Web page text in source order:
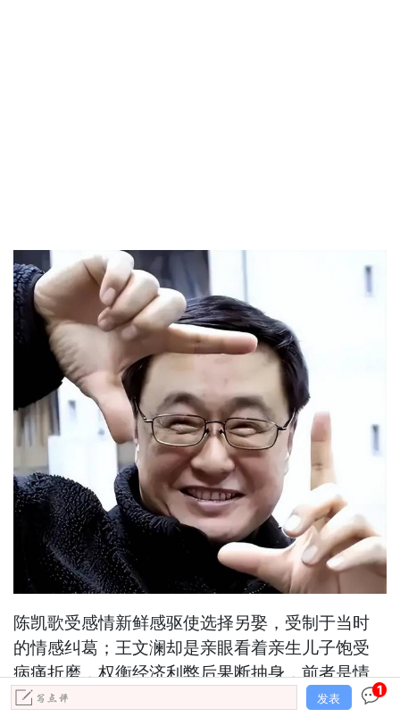
陈凯歌受感情新鲜感驱使选择另娶，受制于当时
的情感纠葛；王文澜却是亲眼看着亲生儿子饱受
病痛折磨，权衡经济利弊后果断抽身，前者是情
爱选择失误，后者是亲情与道义双双失守，冷血
发表
1